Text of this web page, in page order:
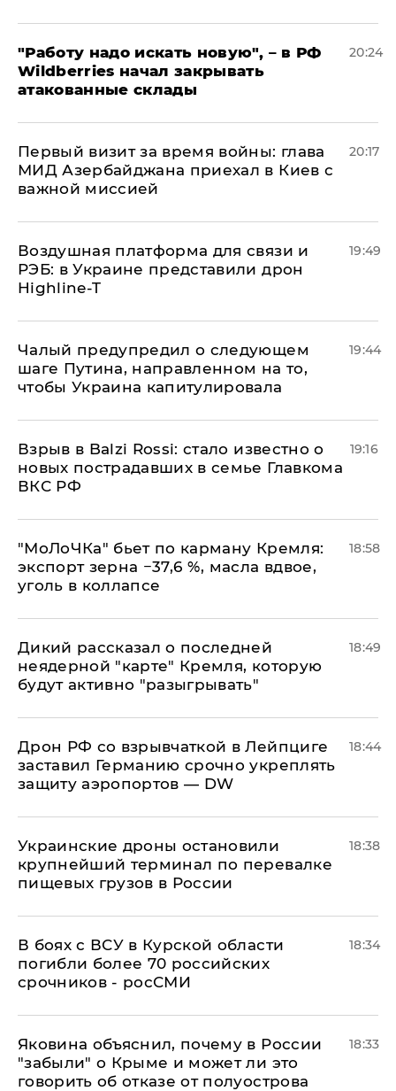
"Работу надо искать новую", – в РФ
Wildberries начал закрывать
атакованные склады
20:24
Первый визит за время войны: глава
МИД Азербайджана приехал в Киев с
важной миссией
20:17
Воздушная платформа для связи и
РЭБ: в Украине представили дрон
Highline-T
19:49
Чалый предупредил о следующем
шаге Путина, направленном на то,
чтобы Украина капитулировала
19:44
Взрыв в Balzi Rossi: стало известно о
новых пострадавших в семье Главкома
ВКС РФ
19:16
​"МоЛоЧКа" бьет по карману Кремля:
экспорт зерна −37,6 %, масла вдвое,
уголь в коллапсе
18:58
Дикий рассказал о последней
неядерной "карте" Кремля, которую
будут активно "разыгрывать"
18:49
​Дрон РФ со взрывчаткой в Лейпциге
заставил Германию срочно укреплять
защиту аэропортов — DW
18:44
Украинские дроны остановили
крупнейший терминал по перевалке
пищевых грузов в России
18:38
В боях с ВСУ в Курской области
погибли более 70 российских
срочников - росСМИ
18:34
Яковина объяснил, почему в России
"забыли" о Крыме и может ли это
говорить об отказе от полуострова
18:33